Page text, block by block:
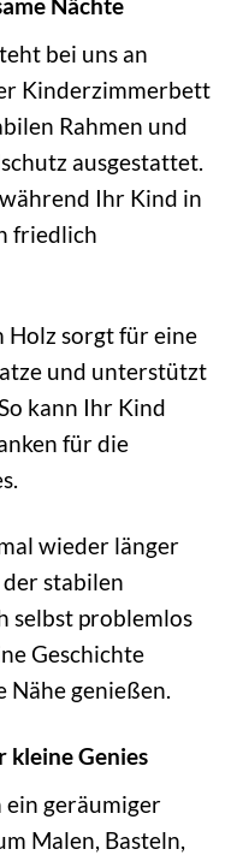
bei uns an
Kinderzimmerbett
Rahmen und
ausgestattet.
Ihr Kind in
friedlich
Holz sorgt für eine
und unterstützt
kann Ihr Kind
für die
wieder länger
stabilen
selbst problemlos
Geschichte
Nähe genießen.
Genies
geräumiger
Malen, Basteln,